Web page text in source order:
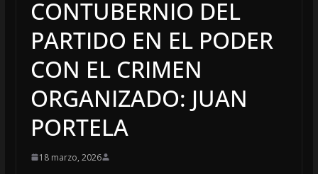
CONTUBERNIO DEL
PARTIDO EN EL PODER
CON EL CRIMEN
ORGANIZADO: JUAN
PORTELA
18 marzo, 2026